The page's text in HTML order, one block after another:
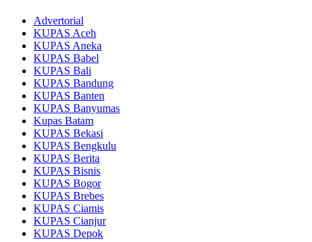
Advertorial
KUPAS Aceh
KUPAS Aneka
KUPAS Babel
KUPAS Bali
KUPAS Bandung
KUPAS Banten
KUPAS Banyumas
Kupas Batam
KUPAS Bekasi
KUPAS Bengkulu
KUPAS Berita
KUPAS Bisnis
KUPAS Bogor
KUPAS Brebes
KUPAS Ciamis
KUPAS Cianjur
KUPAS Depok